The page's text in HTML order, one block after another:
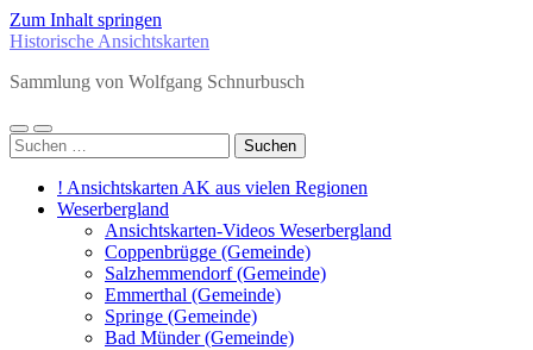
Zum Inhalt springen
Historische Ansichtskarten
Sammlung von Wolfgang Schnurbusch
Mobile-
Menü
Suchfeld
ein-/ausblenden
Suchen
nach:
! Ansichtskarten AK aus vielen Regionen
Weserbergland
Ansichtskarten-Videos Weserbergland
Coppenbrügge (Gemeinde)
Salzhemmendorf (Gemeinde)
Emmerthal (Gemeinde)
Springe (Gemeinde)
Bad Münder (Gemeinde)